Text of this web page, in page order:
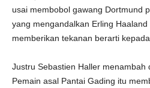
usai membobol gawang Dortmund
yang mengandalkan Erling
memberikan tekanan berarti
Justru Sebastien Haller menambah
Pemain asal Pantai Gading itu